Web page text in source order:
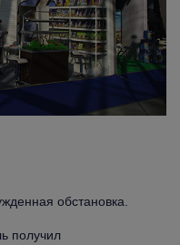
обстановка.
получил